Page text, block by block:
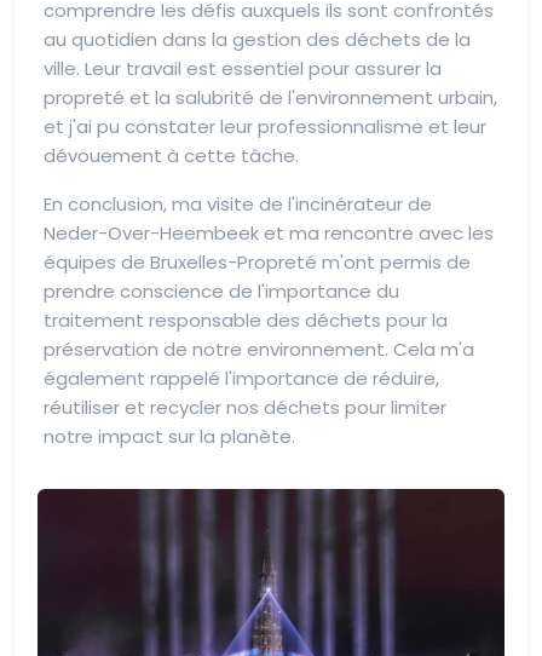
comprendre les défis auxquels ils sont confrontés
au quotidien dans la gestion des déchets de la
ville. Leur travail est essentiel pour assurer la
propreté et la salubrité de l'environnement urbain,
et j'ai pu constater leur professionnalisme et leur
dévouement à cette tâche.
En conclusion, ma visite de l'incinérateur de
Neder-Over-Heembeek et ma rencontre avec les
équipes de Bruxelles-Propreté m'ont permis de
prendre conscience de l'importance du
traitement responsable des déchets pour la
préservation de notre environnement. Cela m'a
également rappelé l'importance de réduire,
réutiliser et recycler nos déchets pour limiter
notre impact sur la planète.